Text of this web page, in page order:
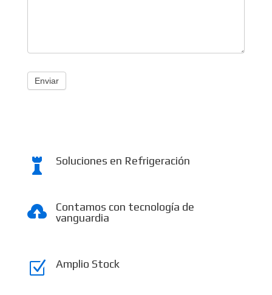
Enviar
 Soluciones en Refrigeración

Contamos con tecnología de
vanguardia
Z Amplio Stock